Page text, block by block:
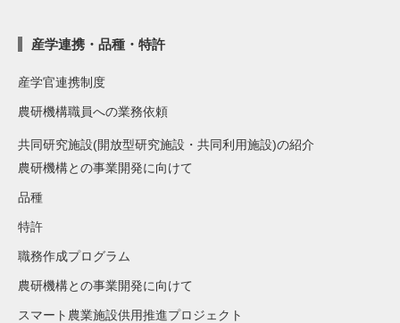
産学連携・品種・特許
産学官連携制度
農研機構職員への業務依頼
共同研究施設(開放型研究施設・共同利用施設)の紹介
農研機構との事業開発に向けて
品種
特許
職務作成プログラム
農研機構との事業開発に向けて
スマート農業施設供用推進プロジェクト